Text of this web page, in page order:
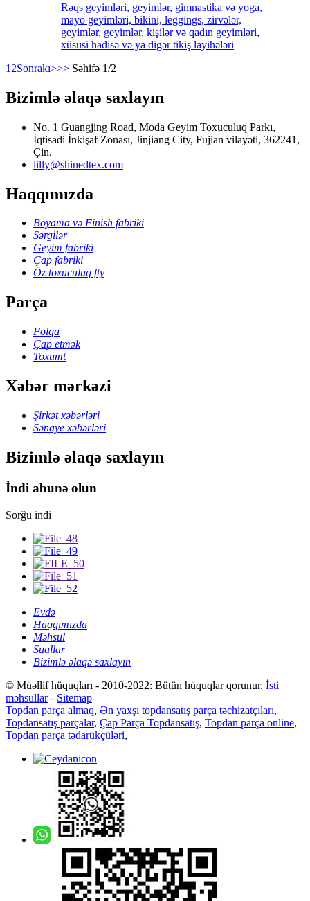
Rəqs geyimləri, geyimlər, gimnastika və yoga,
mayo geyimləri, bikini, leggings, zirvələr,
geyimlər, geyimlər, kişilər və qadın geyimləri,
xüsusi hadisə və ya digər tikiş layihələri
1 2Sonrakı>>> Səhifə 1/2
Bizimlə əlaqə saxlayın
No. 1 Guangjing Road, Moda Geyim Toxuculuq Parkı,
İqtisadi İnkişaf Zonası, Jinjiang City, Fujian vilayəti, 362241,
Çin.
lilly@shinedtex.com
Haqqımızda
Boyama və Finish fabriki
Sərgilər
Geyim fabriki
Çap fabriki
Öz toxuculuq fty
Parça
Folqa
Çap etmək
Toxumt
Xəbər mərkəzi
Şirkət xəbərləri
Sənaye xəbərləri
Bizimlə əlaqə saxlayın
İndi abunə olun
Sorğu indi
Evdə
Haqqımızda
Məhsul
Suallar
Bizimlə əlaqə saxlayın
© Müəllif hüquqları - 2010-2022: Bütün hüquqlar qorunur. İsti
məhsullar- Sitemap
Topdan parça almaq, Ən yaxşı topdansatış parça təchizatçıları,
Topdansatış parçalar, Çap Parça Topdansatış, Topdan parça online,
Topdan parça tədarükçüləri,